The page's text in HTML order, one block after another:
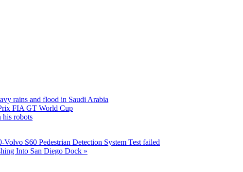
rains and flood in Saudi Arabia
FIA GT World Cup
his robots
S60 Pedestrian Detection System Test failed
Into San Diego Dock »